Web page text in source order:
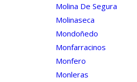
Molina De Segura
Molinaseca
Mondoñedo
Monfarracinos
Monfero
Monleras